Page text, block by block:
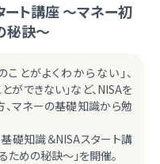
ト講座 ～マネー初
秘訣～
とがよくわからない」、
ができない」など、NISAを
マネーの基礎知識から勉
基礎知識＆NISAスタート講
めの秘訣～」を開催。